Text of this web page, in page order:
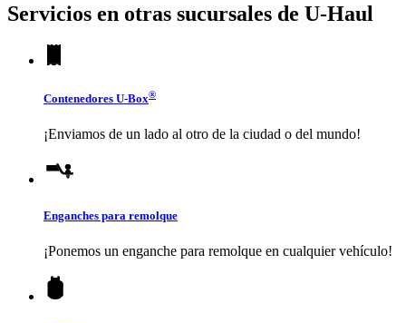
Servicios en otras sucursales de U-Haul
Contenedores U-Box®
¡Enviamos de un lado al otro de la ciudad o del mundo!
Enganches para remolque
¡Ponemos un enganche para remolque en cualquier vehículo!